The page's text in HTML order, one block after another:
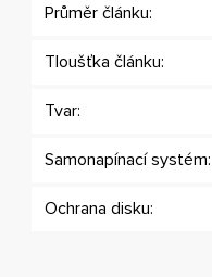
Průměr článku:
Tloušťka článku:
Tvar:
Samonapínací systém:
Ochrana disku: